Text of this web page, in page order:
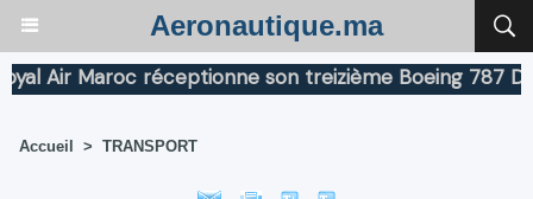
Aeronautique.ma
Air Maroc réceptionne son treizième Boeing 787
Accueil > TRANSPORT